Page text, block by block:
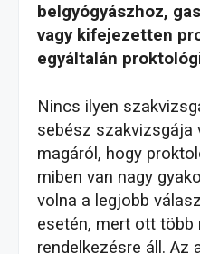
belgyógyászhoz,
vagy kifejezetten
egyáltalán
Nincs ilyen
sebész szakvizsgája
magáról, hogy
miben van nagy
volna a legjobb
esetén, mert ott több
rendelkezésre áll. Az